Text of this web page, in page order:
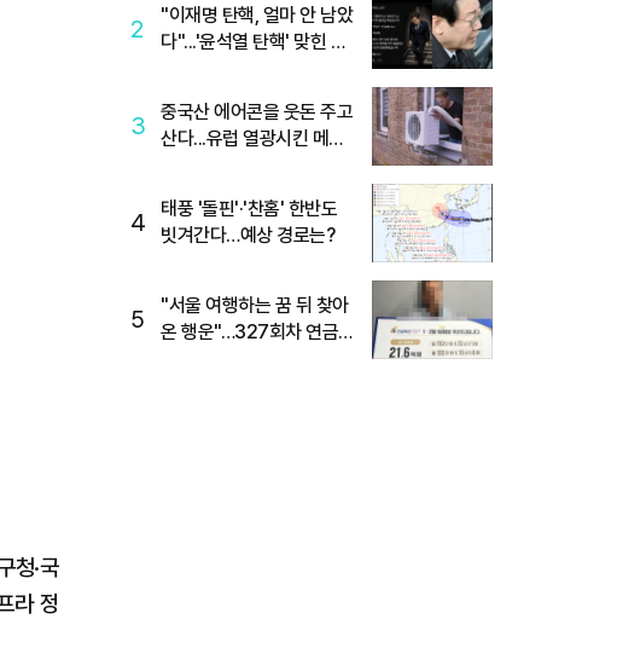
청·국
라 정
2
"이재명 탄핵, 얼마 안 남았
다"...'윤석열 탄핵' 맞힌 무
3
중국산 에어콘을 웃돈 주고
산다...유럽 열광시킨 메이
4
태풍 '돌핀'·'찬홈' 한반도
빗겨간다…예상 경로는?
5
"서울 여행하는 꿈 뒤 찾아
온 행운"…327회차 연금